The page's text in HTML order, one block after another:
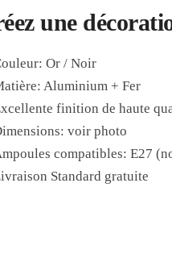
une
Or / Noir
Aluminium + Fer
finition de haute
voir photo
compatibles: E27
Standard gratuite